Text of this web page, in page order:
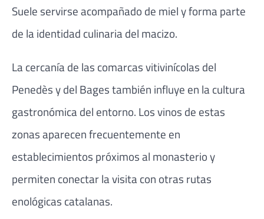
Suele servirse acompañado de miel y forma parte
de la identidad culinaria del macizo.
La cercanía de las comarcas vitivinícolas del
Penedès y del Bages también influye en la cultura
gastronómica del entorno. Los vinos de estas
zonas aparecen frecuentemente en
establecimientos próximos al monasterio y
permiten conectar la visita con otras rutas
enológicas catalanas.